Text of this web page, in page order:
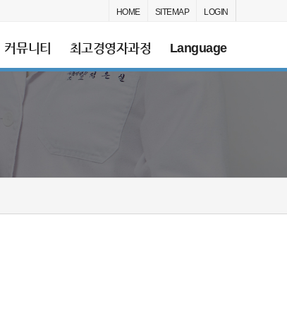
HOME SITEMAP LOGIN
커뮤니티 최고경영자과정 Language